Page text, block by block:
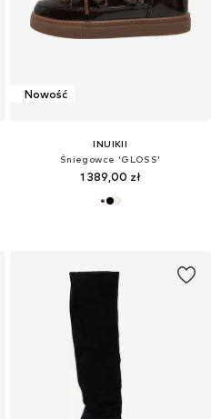
Nowość
INUIKII
Śniegowce 'GLOSS'
1 389,00 zł